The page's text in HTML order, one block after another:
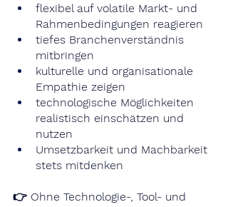
flexibel auf volatile Markt- und
Rahmenbedingungen reagieren
tiefes Branchenverständnis
mitbringen
kulturelle und organisationale
Empathie zeigen
technologische Möglichkeiten
realistisch einschätzen und
nutzen
Umsetzbarkeit und Machbarkeit
stets mitdenken
👉​​​​ Ohne Technologie-, Tool- und